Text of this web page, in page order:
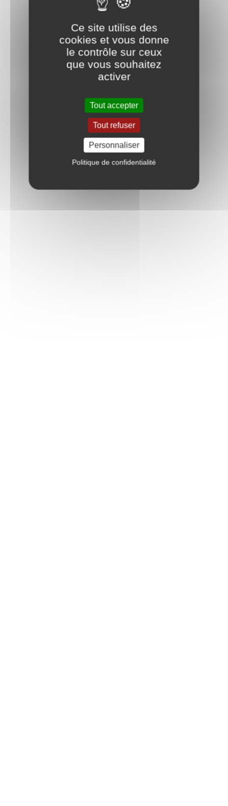
Ce site utilise des
cookies et vous donne
le contrôle sur ceux
que vous souhaitez
activer
Tout accepter
Tout refuser
Personnaliser
Politique de confidentialité